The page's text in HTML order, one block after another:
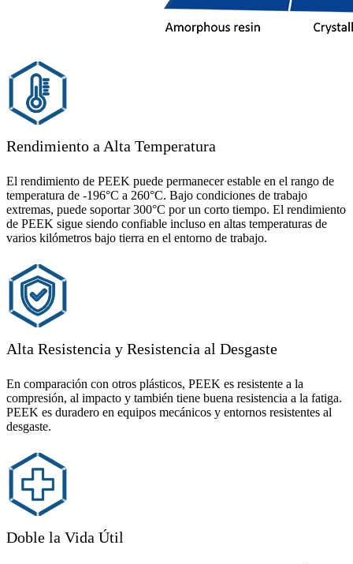
Rendimiento a Alta Temperatura
El rendimiento de PEEK puede permanecer estable en el rango de
temperatura de -196°C a 260°C. Bajo condiciones de trabajo
extremas, puede soportar 300°C por un corto tiempo. El rendimiento
de PEEK sigue siendo confiable incluso en altas temperaturas de
varios kilómetros bajo tierra en el entorno de trabajo.
Alta Resistencia y Resistencia al Desgaste
En comparación con otros plásticos, PEEK es resistente a la
compresión, al impacto y también tiene buena resistencia a la fatiga.
PEEK es duradero en equipos mecánicos y entornos resistentes al
desgaste.
Doble la Vida Útil